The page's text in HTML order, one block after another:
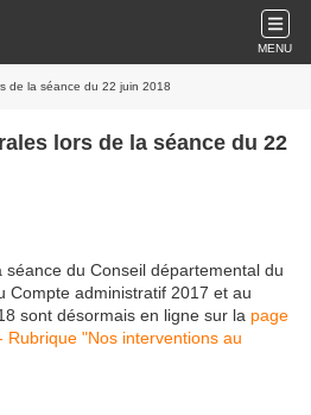
MENU
de la séance du 22 juin 2018
lors de la séance du 22
du Conseil départemental du
Compte administratif 2017 et au
sont désormais en ligne sur la page
"Nos interventions au